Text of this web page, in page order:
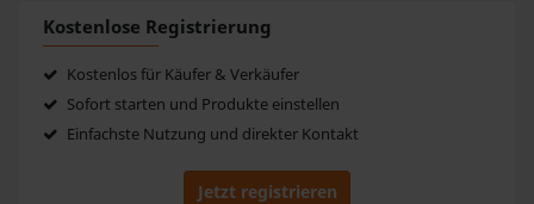
Kostenlose Registrierung
Kostenlos für Käufer & Verkäufer
Sofort starten und Produkte einstellen
Einfachste Nutzung und direkter Kontakt
Jetzt registrieren